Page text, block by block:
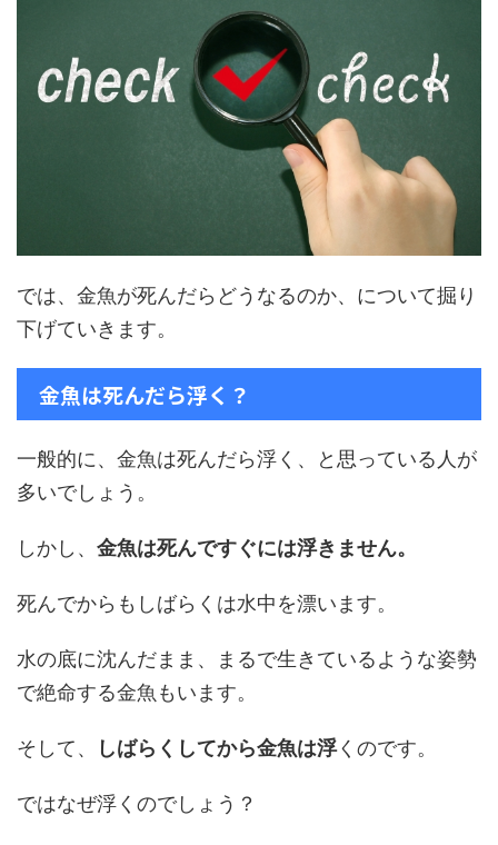
では、金魚が死んだらどうなるのか、について掘り
下げていきます。
金魚は死んだら浮く？
一般的に、金魚は死んだら浮く、と思っている人が
多いでしょう。
しかし、 金魚は死んですぐには浮きません。
死んでからもしばらくは水中を漂います。
水の底に沈んだまま、まるで生きているような姿勢
で絶命する金魚もいます。
そして、 しばらくしてから金魚は浮くのです。
ではなぜ浮くのでしょう？